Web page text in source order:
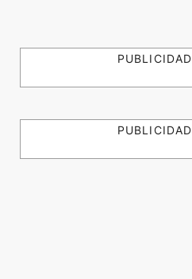
PUBLICIDAD
PUBLICIDAD